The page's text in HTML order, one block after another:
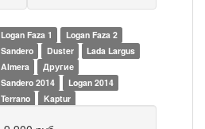
Logan Faza 1
Logan Faza 2
Sandero
Duster
Lada Largus
Almera
Другие
Sandero 2014
Logan 2014
Terrano
Kaptur